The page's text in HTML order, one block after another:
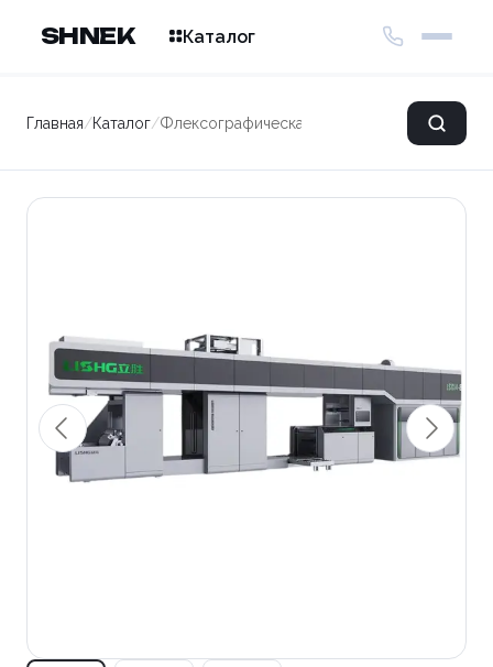
SHNEK Каталог
Главная/Каталог/Флексографическая печатная машина LS